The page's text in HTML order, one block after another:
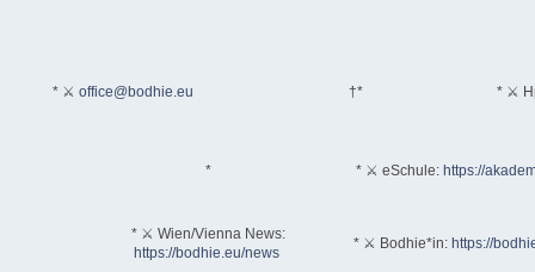
* ⚔ office@bodhie.eu †* * ⚔
* * ⚔ eSchule: https://
* ⚔ Wien/Vienna News:
https://bodhie.eu/news
* ⚔ Bodhie*in: https://